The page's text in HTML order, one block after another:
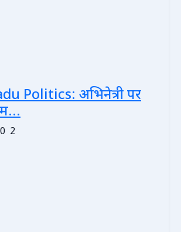
Politics: अभिनेत्री पर
0 2